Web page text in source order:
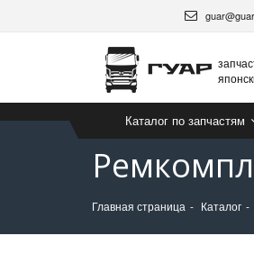
Каталог по запчастям
Главная страница Каталог